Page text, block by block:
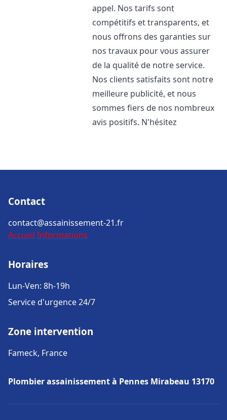
appel. Nos tarifs sont
compétitifs et transparents, et
nous offrons des garanties sur
nos travaux pour vous assurer
de la qualité de notre service.
Nos clients satisfaits sont notre
meilleure publicité, et nous
sommes fiers de nos nombreux
avis positifs. N'hésitez
Contact
contact@assainissement-21.fr
Accueil Informations
Horaires
Lun-Ven: 8h-19h
Service d'urgence 24/7
Zone intervention
Fameck, France
Plombier assainissement à Pennes Mirabeau 13170